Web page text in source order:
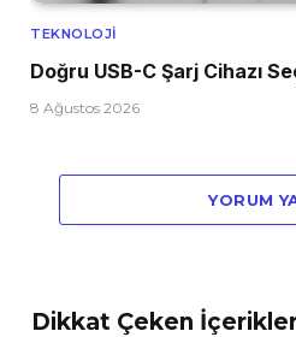
TEKNOLOJI
Doğru USB-C Şarj Cihazı
8 Ağustos 2026
YORUM
Dikkat Çeken